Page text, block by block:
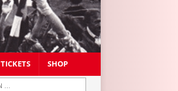
TICKETS SHOP